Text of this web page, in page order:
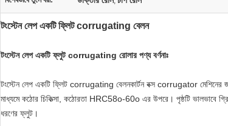
টংস্টেন লেপ একটি ফ্লিট corrugating বেলন
টংস্টেন লেপ একটি ফ্লুট corrugating রোলার পণ্য বর্ণনাঃ
টংস্টেন লেপ একটি ফ্লিট corrugating বেলনকার্টন বক্স corrugator মেশিনের
মাধ্যমে কঠোর চিকিত্সা, কঠোরতা HRC58o-60o এর উপরে। পৃষ্ঠটি ভালভাবে
ধরণের ফ্লুট।